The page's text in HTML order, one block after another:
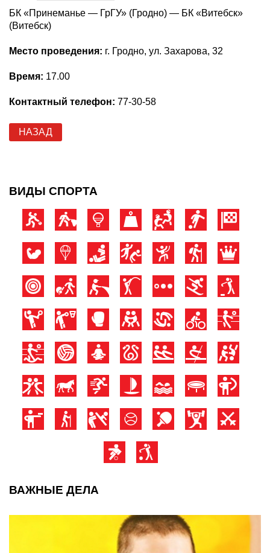
БК «Принеманье — ГрГУ» (Гродно) — БК «Витебск»
(Витебск)
Место проведения: г. Гродно, ул. Захарова, 32
Время: 17.00
Контактный телефон: 77-30-58
НАЗАД
ВИДЫ СПОРТА
ВАЖНЫЕ ДЕЛА